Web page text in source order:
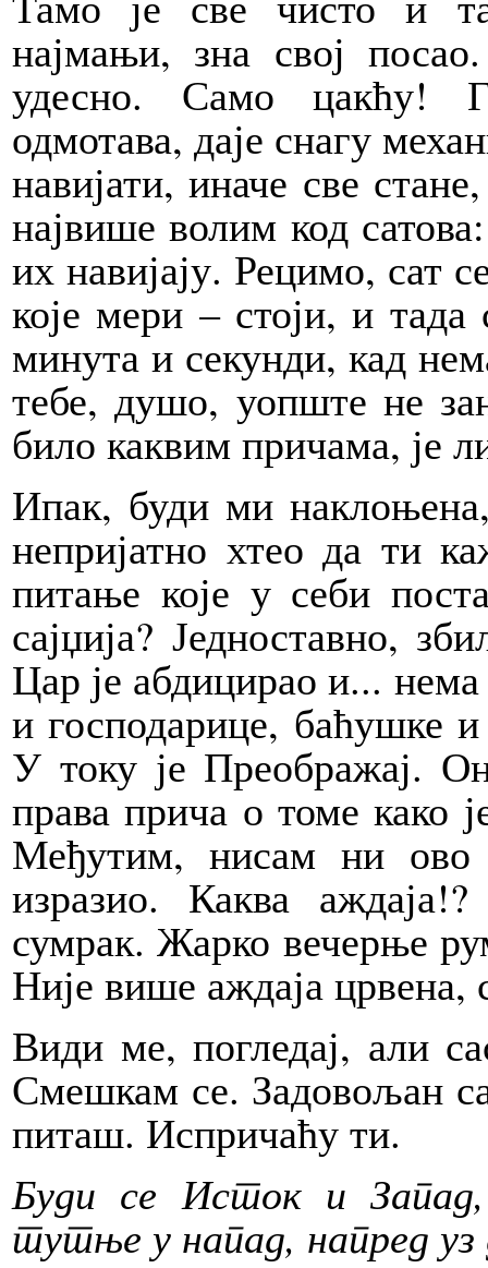
најмањи, зна свој
удесно. Само цакћу!
одмотава, даје снагу
навијати, иначе све
највише волим код
их навијају. Рецимо, сат
које мери – стоји, и
минута и секунди, кад
тебе, душо, уопште не
било каквим причама, је
Ипак, буди ми
непријатно хтео да ти
питање које у себи
сајџија? Једноставно,
Цар је абдицирао и...
и господарице, баћушке
У току је Преображај.
права прича о томе како
Међутим, нисам ни ово
изразио. Каква
сумрак. Жарко вечерње
Није више аждаја црвена,
Види ме, погледај, али
Смешкам се. Задовољан
питаш. Испричаћу ти.
Буди се Исток и
тутње у напад, напред уз